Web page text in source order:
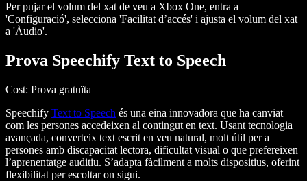
Per pujar el volum del xat de veu a Xbox One, entra a
'Configuració', selecciona 'Facilitat d’accés' i ajusta el volum del xat
a 'Àudio'.
Prova Speechify Text to Speech
Cost: Prova gratuïta
Speechify Text to Speech és una eina innovadora que ha canviat
com les persones accedeixen al contingut en text. Usant tecnologia
avançada, converteix text escrit en veu natural, molt útil per a
persones amb discapacitat lectora, dificultat visual o que prefereixen
l’aprenentatge auditiu. S’adapta fàcilment a molts dispositius, oferint
flexibilitat per escoltar on sigui.